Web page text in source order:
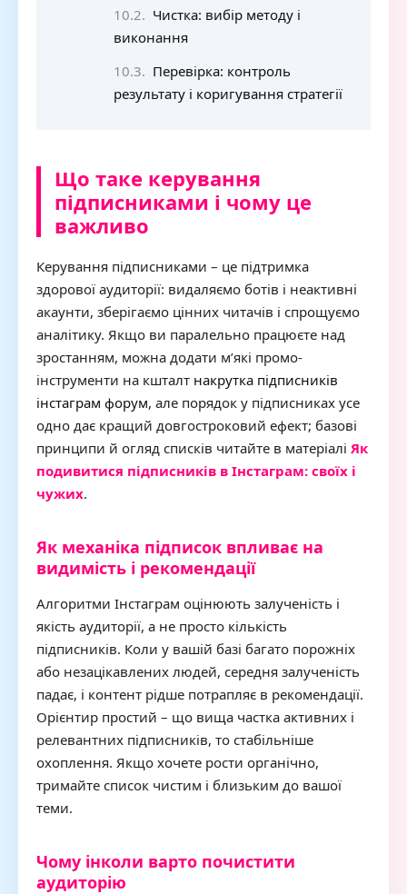
Чистка: вибір методу і
виконання
Перевірка: контроль
результату і коригування стратегії
Що таке керування
підписниками і чому це
важливо
Керування підписниками – це підтримка
здорової аудиторії: видаляємо ботів і неактивні
акаунти, зберігаємо цінних читачів і спрощуємо
аналітику. Якщо ви паралельно працюєте над
зростанням, можна додати м’які промо-
інструменти на кшталт накрутка підписників
інстаграм форум, але порядок у підписниках усе
одно дає кращий довгостроковий ефект; базові
принципи й огляд списків читайте в матеріалі Як
подивитися підписників в Інстаграм: своїх і
чужих.
Як механіка підписок впливає на
видимість і рекомендації
Алгоритми Інстаграм оцінюють залученість і
якість аудиторії, а не просто кількість
підписників. Коли у вашій базі багато порожніх
або незацікавлених людей, середня залученість
падає, і контент рідше потрапляє в рекомендації.
Орієнтир простий – що вища частка активних і
релевантних підписників, то стабільніше
охоплення. Якщо хочете рости органічно,
тримайте список чистим і близьким до вашої
теми.
Чому інколи варто почистити
аудиторію